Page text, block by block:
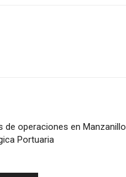
de operaciones en Manzanillo
Portuaria